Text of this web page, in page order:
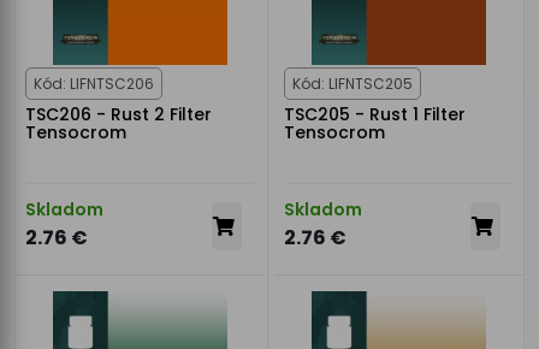
Kód: LIFNTSC206
TSC206 - Rust 2 Filter
Tensocrom
Skladom
2.76 €
Kód: LIFNTSC205
TSC205 - Rust 1 Filter
Tensocrom
Skladom
2.76 €